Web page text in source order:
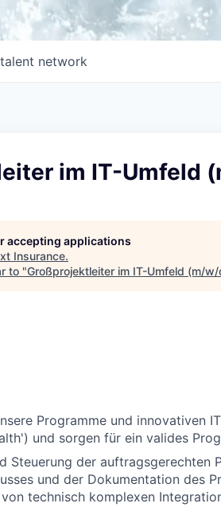
network
im IT-Umfeld
accepting applications
Insurance.
to "Großprojektleiter im IT-Umfeld (m/w/
Programme und innovativen
und sorgen für ein valides
Steuerung der auftragsgerechten
und der Dokumentation des
technisch komplexen